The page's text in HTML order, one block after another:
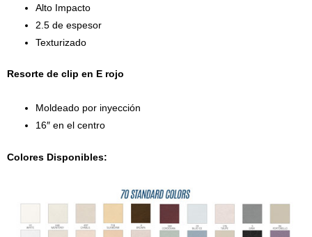
Alto Impacto
2.5 de espesor
Texturizado
Resorte de clip en E rojo
Moldeado por inyección
16″ en el centro
Colores Disponibles: